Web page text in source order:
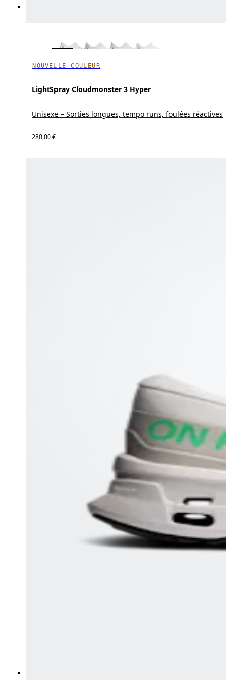
NOUVELLE COULEUR
LightSpray Cloudmonster 3 Hyper
Unisexe – Sorties longues, tempo runs, foulées réactives
280,00 €